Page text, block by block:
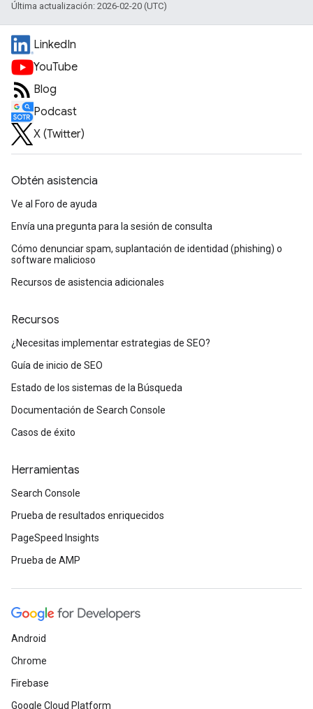
Última actualización: 2026-02-20 (UTC)
LinkedIn
YouTube
Blog
Podcast
X (Twitter)
Obtén asistencia
Ve al Foro de ayuda
Envía una pregunta para la sesión de consulta
Cómo denunciar spam, suplantación de identidad (phishing) o
software malicioso
Recursos de asistencia adicionales
Recursos
¿Necesitas implementar estrategias de SEO?
Guía de inicio de SEO
Estado de los sistemas de la Búsqueda
Documentación de Search Console
Casos de éxito
Herramientas
Search Console
Prueba de resultados enriquecidos
PageSpeed Insights
Prueba de AMP
Android
Chrome
Firebase
Google Cloud Platform